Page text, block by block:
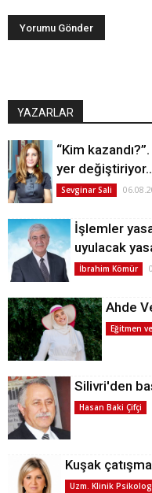
YAZARLAR
“Kim
yer
Sevginar Sali
İşlemler
uyulacak
İbrahim Kömür
Ahde
Eğitmen
Silivri'den
Hasan Baki Çifçi
Kuşak
Uzm. Klinik